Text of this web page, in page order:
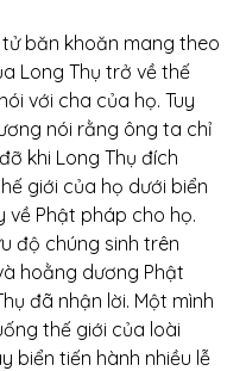
băn khoăn mang theo
Long Thụ trở về thế
với cha của họ. Tuy
nói rằng ông ta chỉ
khi Long Thụ đích
giới của họ dưới biển
về Phật pháp cho họ.
độ chúng sinh trên
hoằng dương Phật
đã nhận lời. Một mình
thế giới của loài
biển tiến hành nhiều lễ